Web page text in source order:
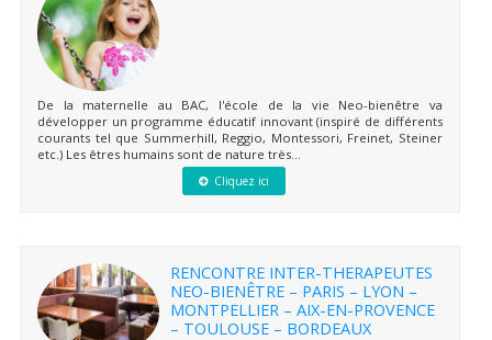
De la maternelle au BAC, l'école de la vie Neo-bienêtre va
développer un programme éducatif innovant (inspiré de différents
courants tel que Summerhill, Reggio, Montessori, Freinet, Steiner
etc.) Les êtres humains sont de nature très...
Cliquez ici
RENCONTRE INTER-THERAPEUTES
NEO-BIENÊTRE – PARIS – LYON –
MONTPELLIER – AIX-EN-PROVENCE
– TOULOUSE – BORDEAUX